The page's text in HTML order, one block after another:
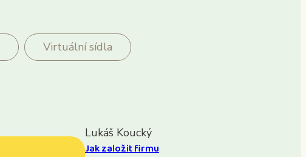
Virtuální sídla
Lukáš Koucký
Jak založit firmu